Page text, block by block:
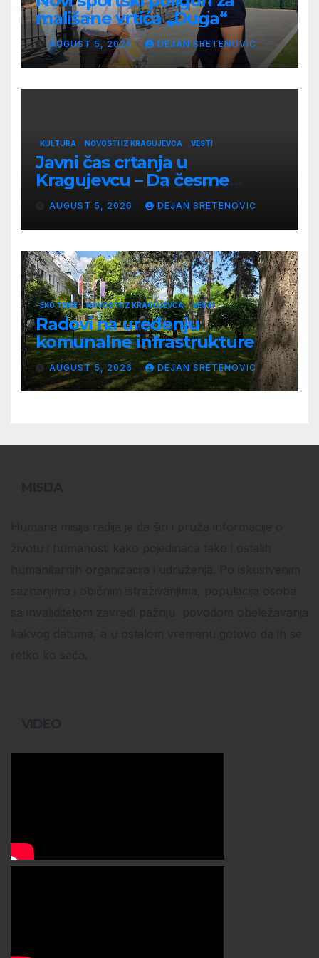
mališane vrtića „Duga“
AUGUST 5, 2026 DEJAN SRETENOVIC
KULTURA NOVOSTI IZ KRAGUJEVCA VESTI
Javni čas crtanja u
Kragujevcu – Da česme
zažive
AUGUST 5, 2026 DEJAN SRETENOVIC
EKO TEME NOVOSTI IZ KRAGUJEVCA VESTI
Radovi na uređenju
komunalne infrastrukture
AUGUST 5, 2026 DEJAN SRETENOVIC